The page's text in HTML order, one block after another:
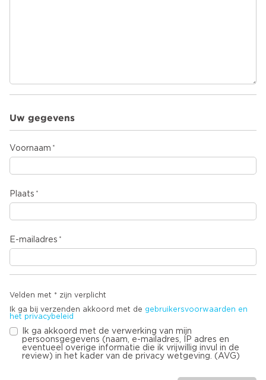
Uw gegevens
Voornaam
Plaats
E-mailadres
Velden met * zijn verplicht
Ik ga bij verzenden akkoord met de gebruikersvoorwaarden en
het privacybeleid
Ik ga akkoord met de verwerking van mijn
persoonsgegevens (naam, e-mailadres, IP adres en
eventueel overige informatie die ik vrijwillig invul in de
review) in het kader van de privacy wetgeving. (AVG)